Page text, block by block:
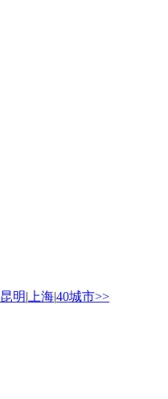
昆明| 上海|40城市>>